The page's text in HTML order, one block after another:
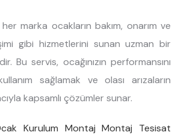
marka ocakların bakım, onarım ve
gibi hizmetlerini sunan uzman bir
Bu servis, ocağınızın performansını
sağlamak ve olası arızaların
kapsamlı çözümler sunar.
Kurulum Montaj Montaj Tesisat